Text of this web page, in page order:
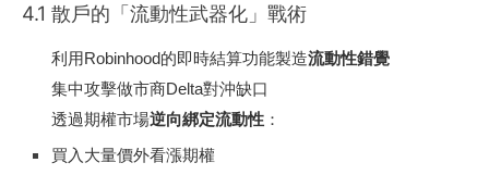
4.1 散戶的「流動性武器化」戰術
利用Robinhood的即時結算功能製造流動性錯覺
集中攻擊做市商Delta對沖缺口
透過期權市場逆向綁定流動性 ：
買入大量價外看漲期權